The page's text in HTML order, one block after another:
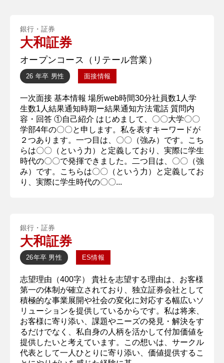
銀行・証券
大和証券
オープンコース（リテール営業）
26 年卒 男性 面接情報
一次面接 基本情報 場所web時間30分社員数1人学
生数1人結果通知時期ー結果通知方法電話 質問内
容・回答 ①自己紹介 はじめまして、〇〇大学〇〇
学部4年の〇〇と申します。私を表すキーワードが
２つあります。一つ目は、〇〇（強み）です。こち
らは〇〇（という力）と定義しており、実際に学生
時代の〇〇で発揮できました。二つ目は、〇〇（強
み）です。こちらは〇〇（という力）と定義してお
り、実際に学生時代の〇〇...
銀行・証券
大和証券
26年卒 男性 ES情報
志望理由（400字） 貴社を志望する理由は、お客様
第一の体制が確立されており、独立証券会社として
積極的な事業展開や社会の変化に対応する幅広いソ
リューションを提供しているからです。私は将来、
お客様に寄り添い、課題やニーズの発見・解決をす
るだけでなく、私自身の人柄を活かして付加価値を
提供したいと考えています。この想いは、サークル
代表として一人ひとりに寄り添い、価値提供するこ